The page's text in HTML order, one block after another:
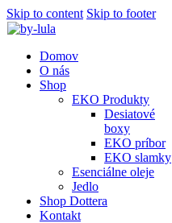
Skip to content Skip to footer
Domov
O nás
Shop
EKO Produkty
Desiatové
boxy
EKO príbor
EKO slamky
Esenciálne oleje
Jedlo
Shop Dottera
Kontakt